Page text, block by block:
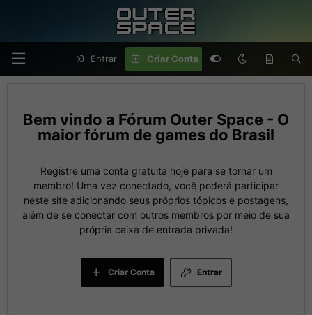
Entrar Criar Conta
Fórum Outer Space - O
maior fórum de games do Brasil
Registre uma conta gratuita hoje para se tornar um
membro! Uma vez conectado, você poderá participar
neste site adicionando seus próprios tópicos e postagens,
além de se conectar com outros membros por meio de sua
própria caixa de entrada privada!
Entrar
Criar Conta